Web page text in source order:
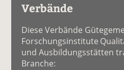
Verbände
Diese Verbände
Forschungsinstitute
und Ausbildungsstätten
Branche: